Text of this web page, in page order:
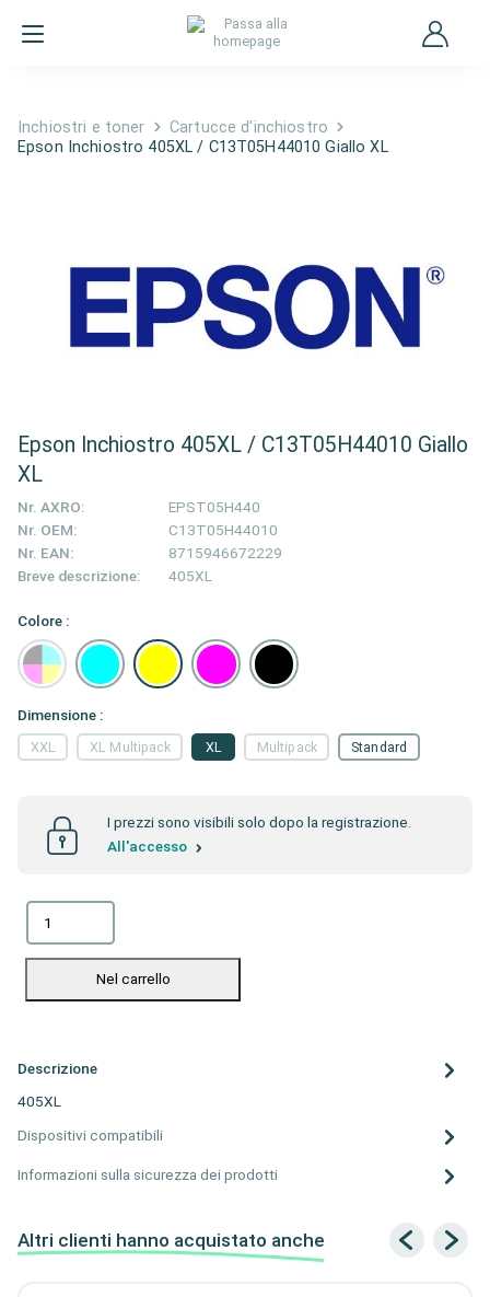
Inchiostri e toner
Cartucce d'inchiostro
Epson Inchiostro 405XL / C13T05H44010 Giallo XL
Epson Inchiostro 405XL / C13T05H44010 Giallo
XL
Nr. AXRO:
EPST05H440
Nr. OEM:
C13T05H44010
Nr. EAN:
8715946672229
Breve descrizione:
405XL
Colore :
Dimensione :
Multipack Standard
XL
XL Multipack
XXL
I prezzi sono visibili solo dopo la registrazione.
All'accesso
Nel carrello
Descrizione
405XL
Dispositivi compatibili
Informazioni sulla sicurezza dei prodotti
Altri clienti hanno acquistato anche